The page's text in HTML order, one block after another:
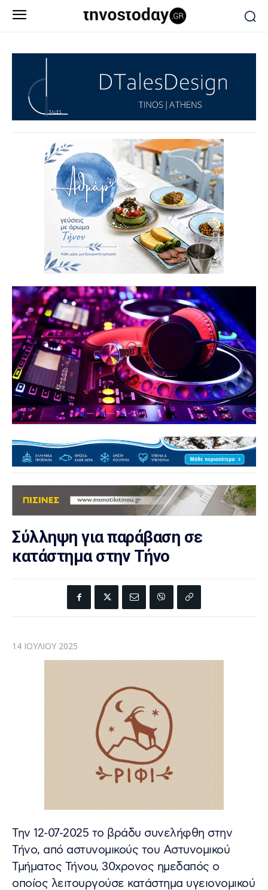
Σύλληψη για παράβαση σε
κατάστημα στην Τήνο
14 ΙΟΥΛΊΟΥ 2025
Την 12-07-2025 το βράδυ συνελήφθη στην
Τήνο, από αστυνομικούς του Αστυνομικού
Τμήματος Τήνου, 30χρονος ημεδαπός ο
οποίος λειτουργούσε κατάστημα υγειονομικού